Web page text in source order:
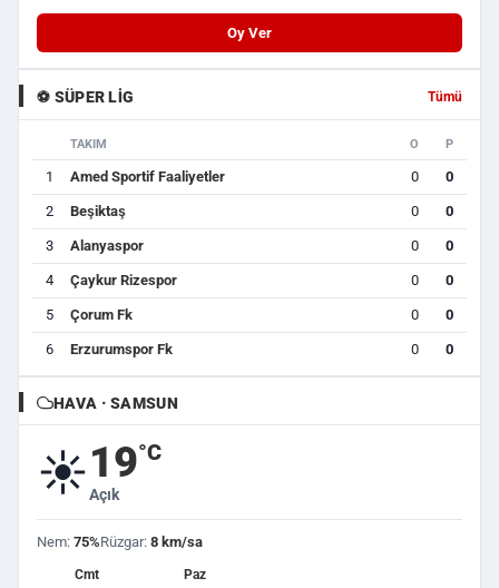
Oy Ver
⚽ SÜPER LIG Tümü
TAKIM O P
1 Amed Sportif Faaliyetler 0 0
2 Beşiktaş 0 0
3 Alanyaspor 0 0
4 Çaykur Rizespor 0 0
5 Çorum Fk 0 0
6 Erzurumspor Fk 0 0
HAVA · SAMSUN
☀️19°C
Açık
Nem: 75%Rüzgar: 8 km/sa
Cmt Paz